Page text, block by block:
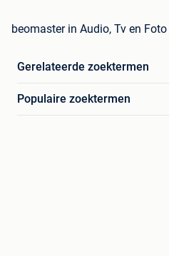
beomaster in Audio, Tv en Foto
Gerelateerde zoektermen
Populaire zoektermen